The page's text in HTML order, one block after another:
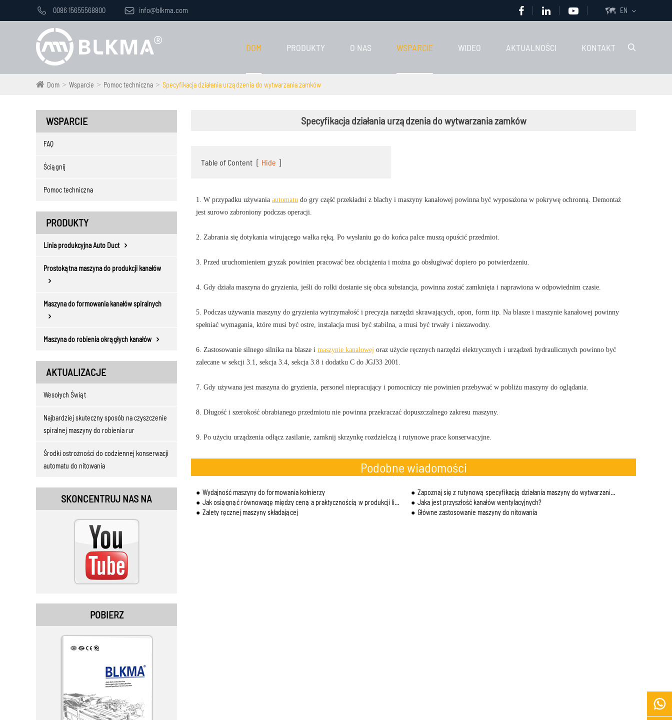
 0086 15655568800  info@blkma.com  EN

DOM PRODUKTY O NAS WSPARCIE WIDEO AKTUALNOŚCI KONTAKT
Dom Wsparcie Pomoc techniczna Specyfikacja działania urządzenia do wytwarzania zamków
WSPARCIE
FAQ
Ściągnij
Pomoc techniczna
PRODUKTY
Linia produkcyjna Auto Duct
Prostokątna maszyna do produkcji kanałów
Maszyna do formowania kanałów spiralnych
Maszyna do robienia okrągłych kanałów
AKTUALIZACJE
Wesołych Świąt
Najbardziej skuteczny sposób na czyszczenie
spiralnej maszyny do robienia rur
Środki ostrożności do codziennej konserwacji
automatu do nitowania
SKONCENTRUJ NAS NA
POBIERZ
Specyfikacja działania urządzenia do wytwarzania zamków
Table of Content [ Hide ]
1. W przypadku używania automatu do gry część przekładni z blachy i maszyny kanałowej powinna być wyposażona w pokrywę ochronną. Demontaż
jest surowo zabroniony podczas operacji.
2. Zabrania się dotykania wirującego wałka ręką. Po wysłaniu go do końca palce muszą opuścić przedmiot.
3. Przed uruchomieniem gryzak powinien pracować bez obciążenia i można go obsługiwać dopiero po potwierdzeniu.
4. Gdy działa maszyna do gryzienia, jeśli do rolki dostanie się obca substancja, powinna zostać zamknięta i naprawiona w odpowiednim czasie.
5. Podczas używania maszyny do gryzienia wytrzymałość i precyzja narzędzi skrawających, opon, form itp. Na blasze i maszynie kanałowej powinny
spełniać wymagania, które musi być ostre, instalacja musi być stabilna, a musi być trwały i niezawodny.
6. Zastosowanie silnego silnika na blasze i maszynie kanałowej oraz użycie ręcznych narzędzi elektrycznych i urządzeń hydraulicznych powinno być
zalecane w sekcji 3.1, sekcja 3.4, sekcja 3.8 i dodatku C do JGJ33 2001.
7. Gdy używana jest maszyna do gryzienia, personel niepracujący i pomocniczy nie powinien przebywać w pobliżu maszyny do oglądania.
8. Długość i szerokość obrabianego przedmiotu nie powinna przekraczać dopuszczalnego zakresu maszyny.
9. Po użyciu urządzenia odłącz zasilanie, zamknij skrzynkę rozdzielczą i rutynowe prace konserwacyjne.
Podobne wiadomości
Wydajność maszyny do formowania kołnierzy
Zapoznaj się z rutynową specyfikacją działania maszyny do wytwarzania zamków
Jak osiągnąć równowagę między ceną a praktycznością w produkcji linii Auto Duct
Jaka jest przyszłość kanałów wentylacyjnych?
Zalety ręcznej maszyny składającej
Główne zastosowanie maszyny do nitowania
